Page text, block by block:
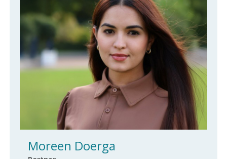
Moreen Doerga